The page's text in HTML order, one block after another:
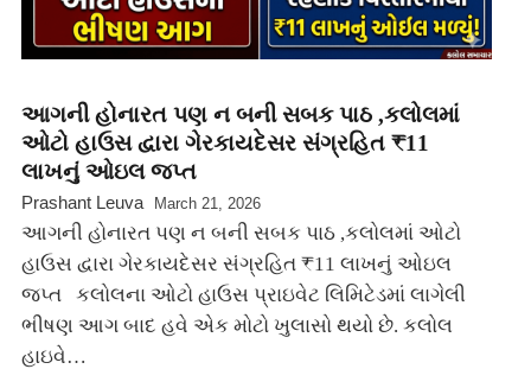
આગની હોનારત પણ ન બની સબક પાઠ ,કલોલમાં
ઓટો હાઉસ દ્વારા ગેરકાયદેસર સંગ્રહિત ₹11
લાખનું ઓઇલ જપ્ત
Prashant Leuva March 21, 2026
આગની હોનારત પણ ન બની સબક પાઠ ,કલોલમાં ઓટો
હાઉસ દ્વારા ગેરકાયદેસર સંગ્રહિત ₹11 લાખનું ઓઇલ
જપ્ત કલોલના ઓટો હાઉસ પ્રાઇવેટ લિમિટેડમાં લાગેલી
ભીષણ આગ બાદ હવે એક મોટો ખુલાસો થયો છે. કલોલ
હાઇવે…